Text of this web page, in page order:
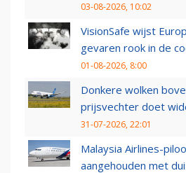
03-08-2026, 10:02
VisionSafe wijst
gevaren rook in de
01-08-2026, 8:00
Donkere wolken
prijsvechter doet
31-07-2026, 22:01
Malaysia Airlines-
aangehouden met